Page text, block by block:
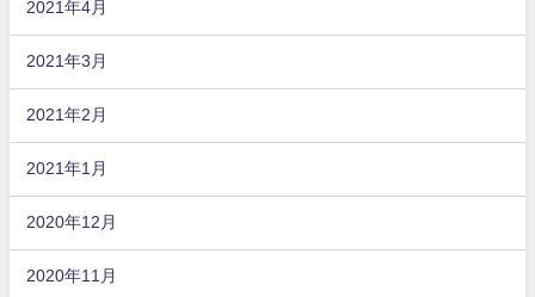
2021年4月
2021年3月
2021年2月
2021年1月
2020年12月
2020年11月